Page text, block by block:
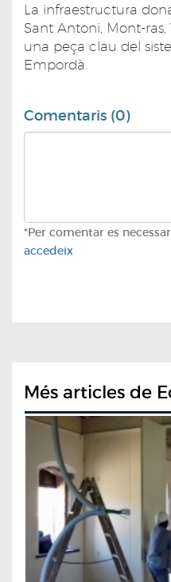
La infraestructura
Sant Antoni, Mont-
una peça clau del
Empordà.
Comentaris (0)
*Per comentar es
accedeix
Més articles de